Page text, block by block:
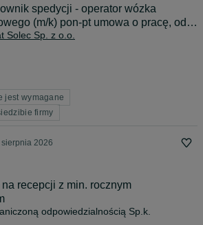
spedycji - operator wózka
(m/k) pon-pt umowa o pracę, od
Solec Sp. z o.o.
jest wymagane
firmy
2026
recepcji z min. rocznym
odpowiedzialnością Sp.k.